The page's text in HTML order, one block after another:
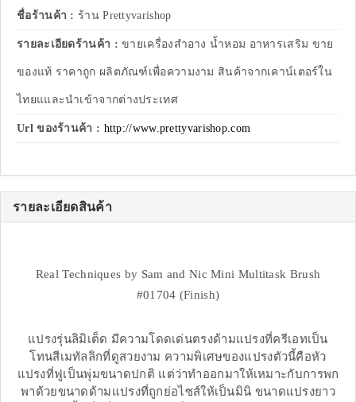
ชื่อร้านค้า : ร้าน Prettyvarishop
รายละเอียดร้านค้า :ขายเครื่องสำอาง น้ำหอม อาหารเสริม ขาย
ของแท้ ราคาถูก ผลิตภัณฑ์เพื่อความงาม สินค้าจากเคาน์เตอร์ใน
ไทยแและนำเข้าจากต่างประเทศ
Url ของร้านค้า : http://www.prettyvarishop.com
รายละเอียดสินค้า
Real Techniques by Sam and Nic Mini Multitask Brush
#01704 (Finish)
แปรงรุ่นลิมิเต็ด มีความโดดเด่นตรงด้ามแปรงที่ครีเอทเป็น
โทนสีเมทัลลิกที่ดูสวยงาม ความพิเศษของแปรงตัวนี้คือหัว
แปรงที่ฟูเป็นพุ่มขนาดปกติ แต่ว่าทำออกมาให้เหมาะกับการพก
พาด้วยขนาดด้ามแปรงที่ถูกย่อไซส์ให้เป็นมินิ ขนาดแปรงยาว